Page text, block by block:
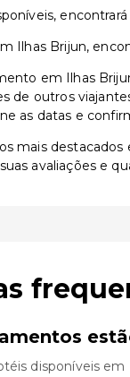
Ilhas Brijun,
em Ilhas
de outros
as datas e
mais
avaliações e
disponíveis em